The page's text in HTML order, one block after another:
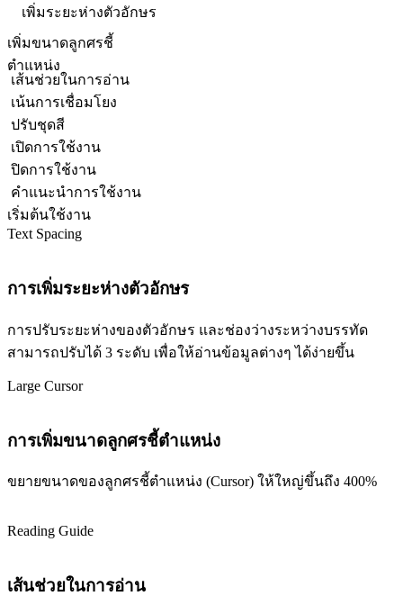
เพิ่มระยะห่างตัวอักษร
เพิ่มขนาดลูกศรชี้
ตำแหน่ง
เส้นช่วยในการอ่าน
เน้นการเชื่อมโยง
ปรับชุดสี
เปิดการใช้งาน
ปิดการใช้งาน
คำแนะนำการใช้งาน
เริ่มต้นใช้งาน
Text Spacing
การเพิ่มระยะห่างตัวอักษร
การปรับระยะห่างของตัวอักษร และช่องว่างระหว่างบรรทัด
สามารถปรับได้ 3 ระดับ เพื่อให้อ่านข้อมูลต่างๆ ได้ง่ายขึ้น
Large Cursor
การเพิ่มขนาดลูกศรชี้ตำแหน่ง
ขยายขนาดของลูกศรชี้ตำแหน่ง (Cursor) ให้ใหญ่ขึ้นถึง 400%
Reading Guide
เส้นช่วยในการอ่าน